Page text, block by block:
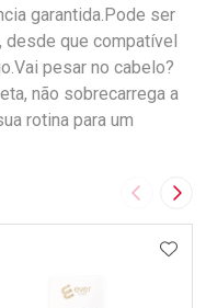
garantida.Pode ser
desde que compatível
pesar no cabelo?
não sobrecarrega a
rotina para um
Imagem
AOS FAVORITOS